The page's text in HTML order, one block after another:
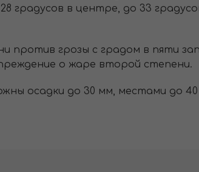
градусов в центре, до 33
против грозы с градом в пяти
о жаре второй степени.
осадки до 30 мм, местами до